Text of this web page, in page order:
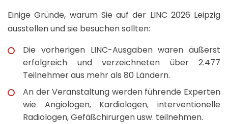
Einige Gründe, warum Sie auf der LINC 2026 Leipzig
ausstellen und sie besuchen sollten:
Die vorherigen LINC-Ausgaben waren äußerst
erfolgreich und verzeichneten über 2.477
Teilnehmer aus mehr als 80 Ländern.
An der Veranstaltung werden führende Experten
wie Angiologen, Kardiologen, interventionelle
Radiologen, Gefäßchirurgen usw. teilnehmen.